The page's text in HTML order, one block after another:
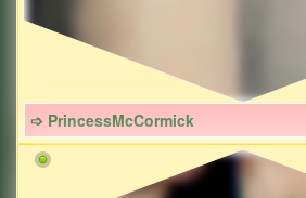
➩ PrincessMcCormick